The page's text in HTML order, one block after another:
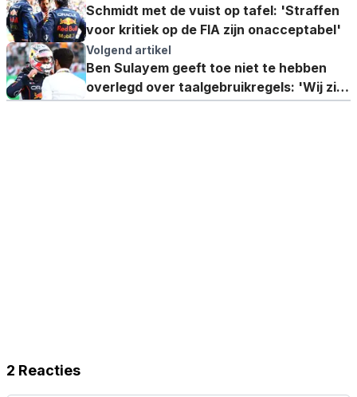
Schmidt met de vuist op tafel: 'Straffen
voor kritiek op de FIA zijn onacceptabel'
Volgend artikel
Ben Sulayem geeft toe niet te hebben
overlegd over taalgebruikregels: 'Wij zijn
nog steeds de eigenaren'
2 Reacties